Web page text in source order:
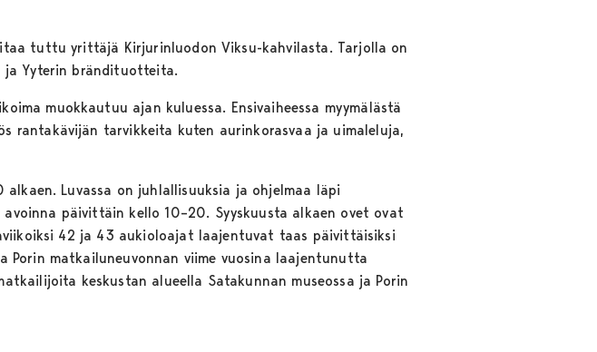
tuttu yrittäjä Kirjurinluodon Viksu-kahvilasta. Tarjolla on
ja Yyterin brändituotteita.
muokkautuu ajan kuluessa. Ensivaiheessa myymälästä
rantakävijän tarvikkeita kuten aurinkorasvaa ja uimaleluja,
Luvassa on juhlallisuuksia ja ohjelmaa läpi
päivittäin kello 10–20. Syyskuusta alkaen ovet ovat
42 ja 43 aukioloajat laajentuvat taas päivittäisiksi
Porin matkailuneuvonnan viime vuosina laajentunutta
keskustan alueella Satakunnan museossa ja Porin